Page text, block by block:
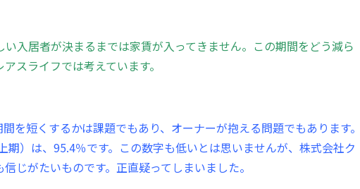
入居者が決まるまでは家賃が入ってきません。この期間をどう減ら
スライフでは考えています。
を短くするかは課題でもあり、オーナーが抱える問題でもあります。
）は、95.4％です。この数字も低いとは思いませんが、株式会社ク
じがたいものです。正直疑ってしまいました。